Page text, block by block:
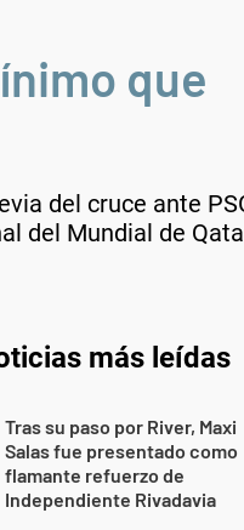
que
del cruce ante
del Mundial de
más leídas
Tras su paso por River, Maxi
Salas fue presentado como
flamante refuerzo de
Independiente Rivadavia